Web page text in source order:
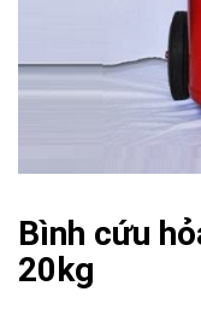
Bình cứu
20kg